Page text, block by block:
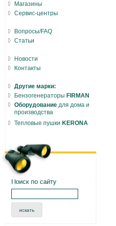
Магазины
Сервис-центры
Вопросы/FAQ
Статьи
Новости
Контакты
Другие марки:
Бензогенераторы FIRMAN
Оборудование для дома и
производства
Тепловые пушки KERONA
Поиск по сайту